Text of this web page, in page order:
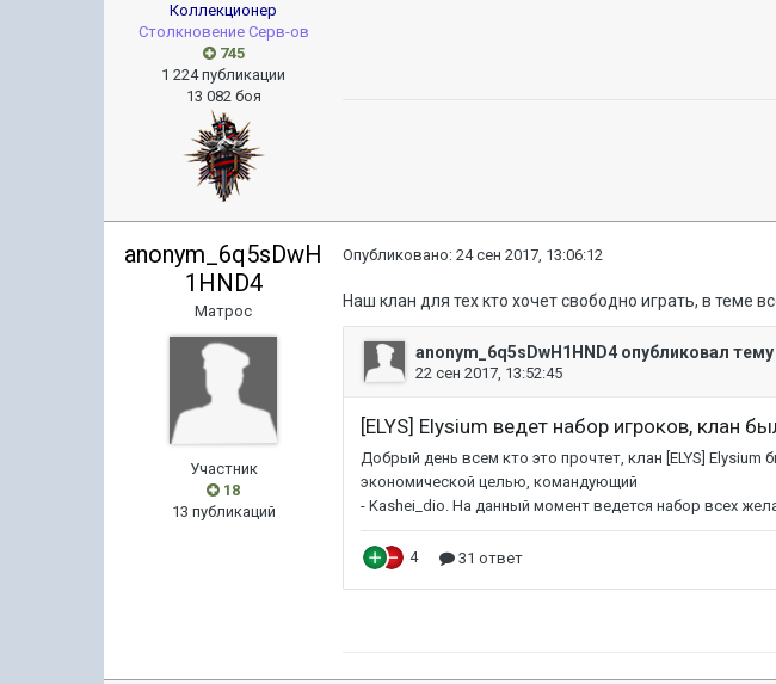
Коллекционер
Столкновение Серв-ов
745
1 224 публикации
13 082 боя
anonym_6q5sDwH
1HND4
Матрос
Участник
18
13 публикаций
Опубликовано:24 сен 2017, 13:06:12
Наш клан для тех кто хочет свободно играть, в теме